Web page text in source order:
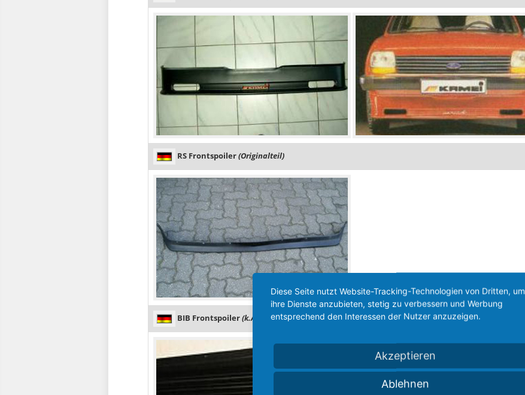
RS Frontspoiler(Originalteil)
BIB Frontspoiler(k.A.)
Diese Seite nutzt Website-Tracking-Technologien von Dritten, um
ihre Dienste anzubieten, stetig zu verbessern und Werbung
entsprechend den Interessen der Nutzer anzuzeigen.
Akzeptieren
Ablehnen